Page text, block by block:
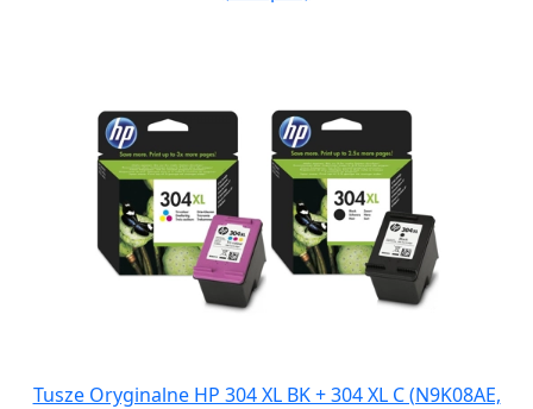
Tusze Oryginalne HP 304 XL BK + 304 XL C (N9K08AE,